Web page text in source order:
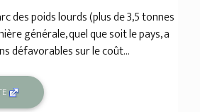
des poids lourds (plus de 3,5 tonnes
générale, quel que soit le pays, a
défavorables sur le coût...